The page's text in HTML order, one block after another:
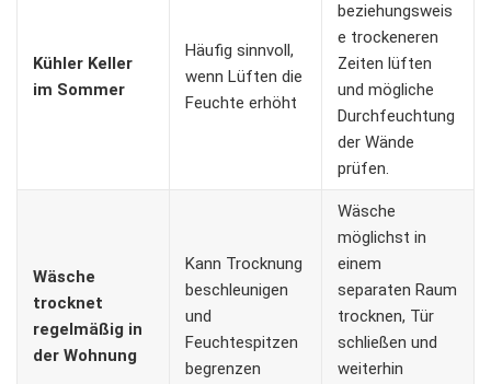
Kühler Keller
im Sommer
Häufig sinnvoll,
wenn Lüften die
Feuchte erhöht
beziehungsweis
e trockeneren
Zeiten lüften
und mögliche
Durchfeuchtung
der Wände
prüfen.
Wäsche
trocknet
regelmäßig in
der Wohnung
Kann Trocknung
beschleunigen
und
Feuchtespitzen
begrenzen
Wäsche
möglichst in
einem
separaten Raum
trocknen, Tür
schließen und
weiterhin